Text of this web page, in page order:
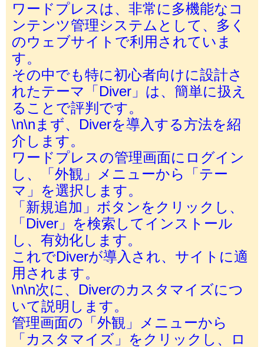
ワードプレスは、非常に多機能なコ
ンテンツ管理システムとして、多く
のウェブサイトで利用されていま
す。
その中でも特に初心者向けに設計さ
れたテーマ「Diver」は、簡単に扱え
ることで評判です。
\n\nまず、Diverを導入する方法を紹
介します。
ワードプレスの管理画面にログイン
し、「外観」メニューから「テー
マ」を選択します。
「新規追加」ボタンをクリックし、
「Diver」を検索してインストール
し、有効化します。
これでDiverが導入され、サイトに適
用されます。
\n\n次に、Diverのカスタマイズにつ
いて説明します。
管理画面の「外観」メニューから
「カスタマイズ」をクリックし、ロ